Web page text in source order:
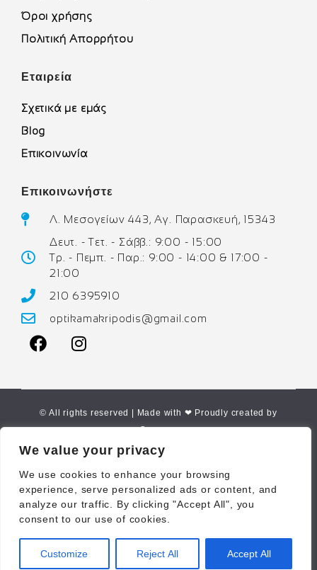
We value your privacy
We use cookies to enhance your browsing
experience, serve personalized ads or content, and
analyze our traffic. By clicking "Accept All", you
consent to our use of cookies.
Customize Reject All Accept All
Όροι χρήσης
Πολιτική Απορρήτου
Εταιρεία
Σχετικά με εμάς
Blog
Επικοινωνία
Επικοινωνήστε
Λ. Μεσογείων 443, Αγ. Παρασκευή, 15343
Δευτ. - Τετ. - Σάββ.: 9:00 - 15:00
Τρ. - Πεμπ. - Παρ.: 9:00 - 14:00 & 17:00 -
21:00
210 6395910
optikamakripodis@gmail.com
© All rights reserved | Made with ❤ Proudly created by
Corne.gr